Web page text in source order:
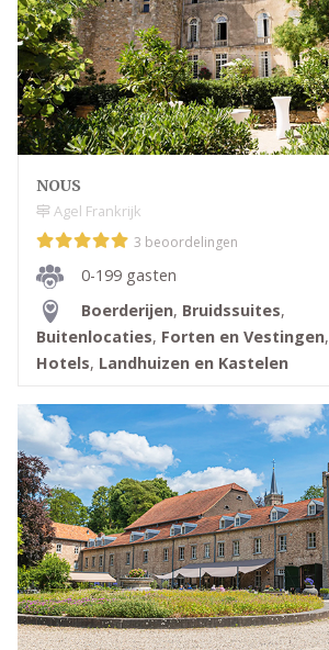
NOUS
Agel Frankrijk
3 beoordelingen
0-199 gasten
Boerderijen, Bruidssuites,
Buitenlocaties, Forten en Vestingen,
Hotels, Landhuizen en Kastelen